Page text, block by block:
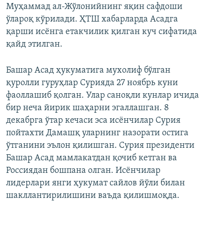
Муҳаммад ал-Жўлонийнинг яқин сафдоши
ўлароқ кўрилади. ҲТШ хабарларда Асадга
қарши исёнга етакчилик қилган куч сифатида
қайд этилган.
Башар Асад ҳукуматига мухолиф бўлган
қуролли гуруҳлар Сурияда 27 ноябрь куни
фаоллашиб қолган. Улар саноқли кунлар ичида
бир неча йирик шаҳарни эгаллашган. 8
декабрга ўтар кечаси эса исёнчилар Сурия
пойтахти Дамашқ уларнинг назорати остига
ўтганини эълон қилишган. Сурия президенти
Башар Асад мамлакатдан қочиб кетган ва
Россиядан бошпана олган. Исёнчилар
лидерлари янги ҳукумат сайлов йўли билан
шакллантирилишини ваъда қилишмоқда.